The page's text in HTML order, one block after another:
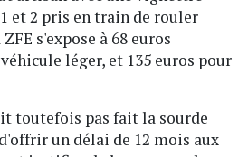
et 2 pris en train de rouler
s'expose à 68 euros
léger, et 135 euros pour
toutefois pas fait la sourde
un délai de 12 mois aux